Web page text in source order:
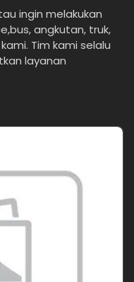
ingin melakukan
angkutan, truk,
Tim kami selalu
layanan